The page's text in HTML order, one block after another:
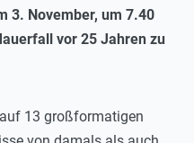
3. November, um 7.40
vor 25 Jahren zu
13 großformatigen